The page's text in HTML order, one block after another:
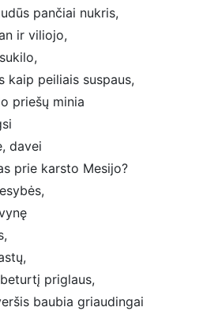
pančiai nukris,
ir viliojo,
kaip peiliais suspaus,
priešų minia
davei
prie karsto Mesijo?
priglaus,
baubia griaudingai